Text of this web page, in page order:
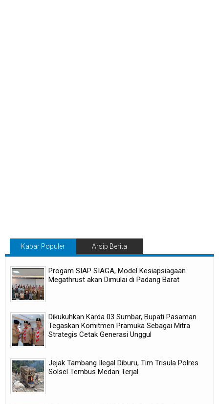
Kabar Populer Arsip Berita
Progam SIAP SIAGA, Model Kesiapsiagaan
Megathrust akan Dimulai di Padang Barat
Dikukuhkan Karda 03 Sumbar, Bupati Pasaman
Tegaskan Komitmen Pramuka Sebagai Mitra
Strategis Cetak Generasi Unggul
Jejak Tambang Ilegal Diburu, Tim Trisula Polres
Solsel Tembus Medan Terjal.